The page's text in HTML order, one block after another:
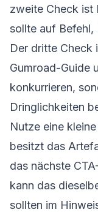
zweite Check ist
sollte auf
Der dritte Check
Gumroad-Guide
konkurrieren,
Dringlichkeiten
Nutze eine
besitzt das
das nächste
kann das
sollten im